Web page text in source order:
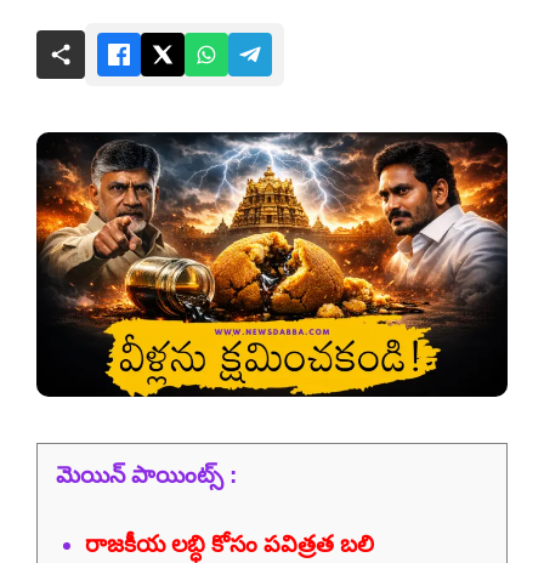
మెయిన్ పాయింట్స్ :
రాజకీయ లబ్ధి కోసం పవిత్రత బలి